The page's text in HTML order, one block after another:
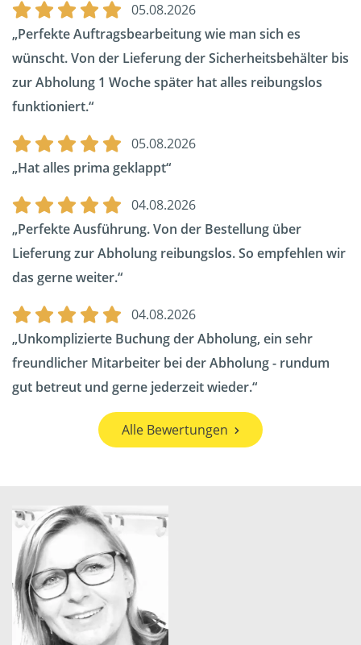
05.08.2026
Perfekte Auftragsbearbeitung wie man sich es
wünscht. Von der Lieferung der Sicherheitsbehälter bis
zur Abholung 1 Woche später hat alles reibungslos
funktioniert.
05.08.2026
Hat alles prima geklappt
04.08.2026
Perfekte Ausführung. Von der Bestellung über
Lieferung zur Abholung reibungslos. So empfehlen wir
das gerne weiter.
04.08.2026
Unkomplizierte Buchung der Abholung, ein sehr
freundlicher Mitarbeiter bei der Abholung - rundum
gut betreut und gerne jederzeit wieder.
Alle Bewertungen